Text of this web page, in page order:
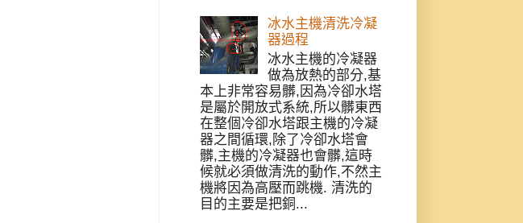
冰水主機清洗冷凝
器過程
冰水主機的冷凝器
做為放熱的部分,基
本上非常容易髒,因為冷卻水塔
是屬於開放式系統,所以髒東西
在整個冷卻水塔跟主機的冷凝
器之間循環,除了冷卻水塔會
髒,主機的冷凝器也會髒,這時
候就必須做清洗的動作,不然主
機將因為高壓而跳機. 清洗的
目的主要是把銅...